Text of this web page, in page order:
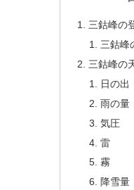
三鈷峰の
三鈷峰
三鈷峰の
日の出
雨の量
気圧
雷
霧
降雪量